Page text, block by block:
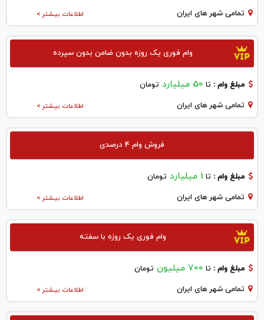
اطلاعات بیشتر > تمامی شهر های ایران
وام فوری یک روزه بدون ضامن بدون سپرده
مبلغ وام : تا 50 میلیارد تومان
اطلاعات بیشتر > تمامی شهر های ایران
فروش وام 4 درصدی
مبلغ وام : تا 1 میلیارد تومان
اطلاعات بیشتر > تمامی شهر های ایران
وام فوری یک روزه با سفته
مبلغ وام : تا 700 میلیون تومان
اطلاعات بیشتر > تمامی شهر های ایران